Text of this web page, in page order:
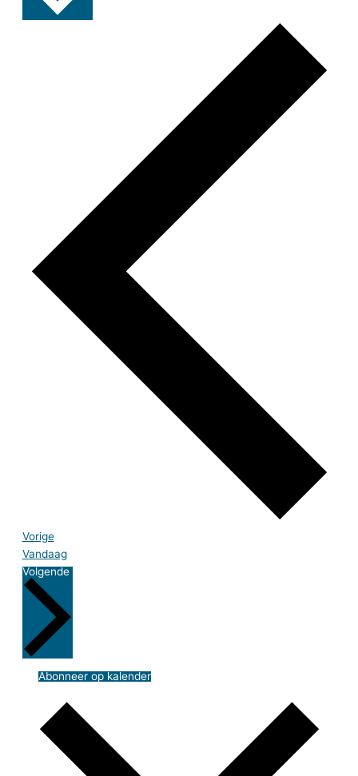
VorigeEvents
Vandaag
VolgendeEvents
Abonneer op kalender